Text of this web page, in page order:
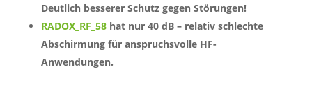
Deutlich besserer Schutz gegen Störungen!
RADOX_RF_58hat nur 40 dB – relativ schlechte
Abschirmung für anspruchsvolle HF-
Anwendungen.